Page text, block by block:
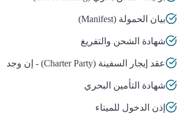
بيان الحمولة (Manifest)
شهادة الشحن والتفريغ
عقد إيجار السفينة (Charter Party) - إن وجد
شهادة التأمين البحري
إذن الدخول للميناء